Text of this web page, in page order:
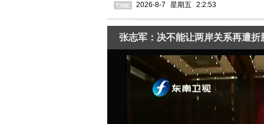
2026-8-7 星期五 2:2:53
张志军：决不能让两岸关系再遭折